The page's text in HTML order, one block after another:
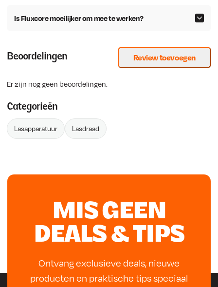
Is Fluxcore moeilijker om mee te werken?
Beoordelingen Review toevoegen
Er zijn nog geen beoordelingen.
Categorieën
Lasapparatuur Lasdraad
MIS GEEN
DEALS & TIPS
Ontvang exclusieve deals, nieuwe
producten en praktische tips speciaal